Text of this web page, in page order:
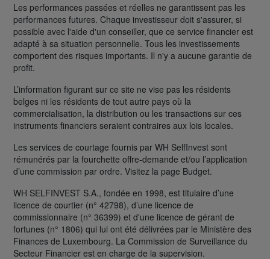
Les performances passées et réelles ne garantissent pas les
performances futures. Chaque investisseur doit s'assurer, si
possible avec l'aide d'un conseiller, que ce service financier est
adapté à sa situation personnelle. Tous les investissements
comportent des risques importants. Il n'y a aucune garantie de
profit.
L’information figurant sur ce site ne vise pas les résidents
belges ni les résidents de tout autre pays où la
commercialisation, la distribution ou les transactions sur ces
instruments financiers seraient contraires aux lois locales.
Les services de courtage fournis par WH SelfInvest sont
rémunérés par la fourchette offre-demande et/ou l’application
d’une commission par ordre. Visitez la page Budget.
WH SELFINVEST S.A., fondée en 1998, est titulaire d’une
licence de courtier (n° 42798), d’une licence de
commissionnaire (n° 36399) et d'une licence de gérant de
fortunes (n° 1806) qui lui ont été délivrées par le Ministère des
Finances de Luxembourg. La Commission de Surveillance du
Secteur Financier est en charge de la supervision.